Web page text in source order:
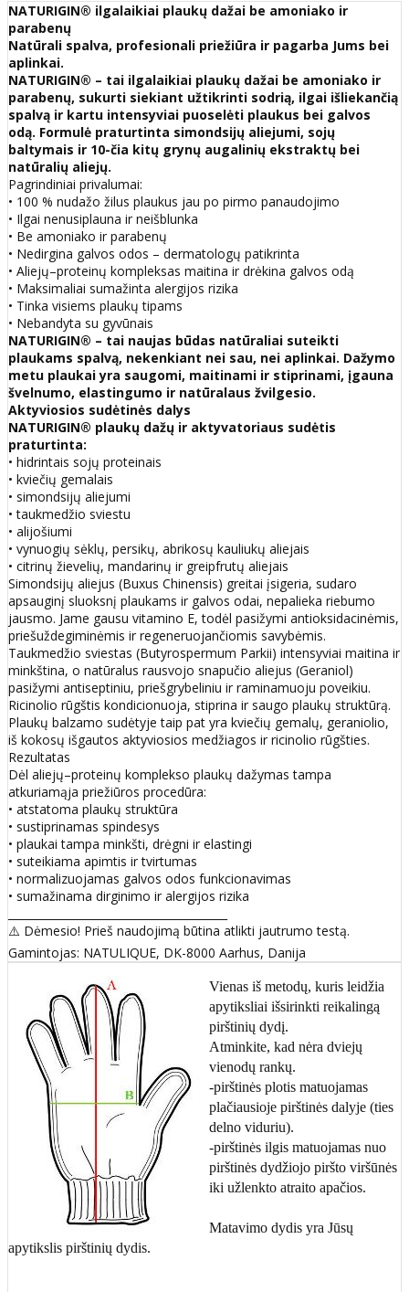
NATURIGIN® ilgalaikiai plaukų dažai be amoniako ir
parabenų
Natūrali spalva, profesionali priežiūra ir pagarba Jums bei
aplinkai.
NATURIGIN® – tai ilgalaikiai plaukų dažai be amoniako ir
parabenų, sukurti siekiant užtikrinti sodrią, ilgai išliekančią
spalvą ir kartu intensyviai puoselėti plaukus bei galvos
odą. Formulė praturtinta simondsijų aliejumi, sojų
baltymais ir 10-čia kitų grynų augalinių ekstraktų bei
natūralių aliejų.
Pagrindiniai privalumai:
• 100 % nudažo žilus plaukus jau po pirmo panaudojimo
• Ilgai nenusiplauna ir neišblunka
• Be amoniako ir parabenų
• Nedirgina galvos odos – dermatologų patikrinta
• Aliejų–proteinų kompleksas maitina ir drėkina galvos odą
• Maksimaliai sumažinta alergijos rizika
• Tinka visiems plaukų tipams
• Nebandyta su gyvūnais
NATURIGIN® – tai naujas būdas natūraliai suteikti
plaukams spalvą, nekenkiant nei sau, nei aplinkai. Dažymo
metu plaukai yra saugomi, maitinami ir stiprinami, įgauna
švelnumo, elastingumo ir natūralaus žvilgesio.
Aktyviosios sudėtinės dalys
NATURIGIN® plaukų dažų ir aktyvatoriaus sudėtis
praturtinta:
• hidrintais sojų proteinais
• kviečių gemalais
• simondsijų aliejumi
• taukmedžio sviestu
• alijošiumi
• vynuogių sėklų, persikų, abrikosų kauliukų aliejais
• citrinų žievelių, mandarinų ir greipfrutų aliejais
Simondsijų aliejus (Buxus Chinensis) greitai įsigeria, sudaro
apsauginį sluoksnį plaukams ir galvos odai, nepalieka riebumo
jausmo. Jame gausu vitamino E, todėl pasižymi antioksidacinėmis,
priešuždegiminėmis ir regeneruojančiomis savybėmis.
Taukmedžio sviestas (Butyrospermum Parkii) intensyviai maitina ir
minkština, o natūralus rausvojo snapučio aliejus (Geraniol)
pasižymi antiseptiniu, priešgrybeliniu ir raminamuoju poveikiu.
Ricinolio rūgštis kondicionuoja, stiprina ir saugo plaukų struktūrą.
Plaukų balzamo sudėtyje taip pat yra kviečių gemalų, geraniolio,
iš kokosų išgautos aktyviosios medžiagos ir ricinolio rūgšties.
Rezultatas
Dėl aliejų–proteinų komplekso plaukų dažymas tampa
atkuriamąja priežiūros procedūra:
• atstatoma plaukų struktūra
• sustiprinamas spindesys
• plaukai tampa minkšti, drėgni ir elastingi
• suteikiama apimtis ir tvirtumas
• normalizuojamas galvos odos funkcionavimas
• sumažinama dirginimo ir alergijos rizika
⚠️ Dėmesio! Prieš naudojimą būtina atlikti jautrumo testą.
Gamintojas: NATULIQUE, DK-8000 Aarhus, Danija
Vienas iš metodų, kuris leidžia
apytiksliai išsirinkti reikalingą
pirštinių dydį.
Atminkite, kad nėra dviejų
vienodų rankų.
-pirštinės plotis matuojamas
plačiausioje pirštinės dalyje (ties
delno viduriu).
-pirštinės ilgis matuojamas nuo
pirštinės dydžiojo piršto viršūnės
iki užlenkto atraito apačios.
Matavimo dydis yra Jūsų
apytikslis pirštinių dydis.